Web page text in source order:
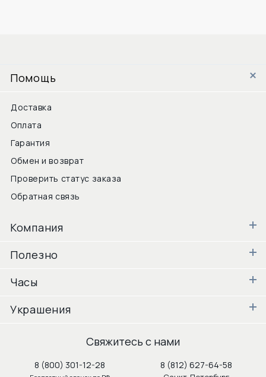
Помощь
Доставка
Оплата
Гарантия
Обмен и возврат
Проверить статус заказа
Обратная связь
Компания
Полезно
Часы
Украшения
Свяжитесь с нами
8 (800) 301-12-28 8 (812) 627-64-58